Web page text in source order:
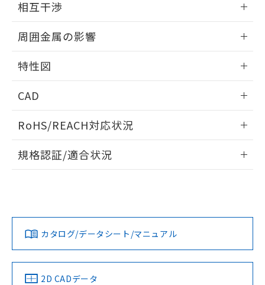
出力段回路図
タイムチャート
相互干渉
相互干渉
A: 150mm以上、B: 90mm以上
周囲金属の影響
周囲金属の影響
特性図
検出物体の大きさと材質による影響
CAD
ドすることができます。
ログイン/会員登録
ダウンロードデータをご利用いただく前に、以下を必ずお読
みください。
ソフトウェアの使用条件
RoHS/REACH対応状況
EU RoHS 注意事項・凡例
対応済み
中国 RoHS 注意事項・凡例
規格認証/適合状況
LR型式承認
（イギリス
船舶規格）
DNV型式承認
（ノルウェー
BV型式承認
（フランス
KR型式
（韓国
カタログ/データシート/マニュアル
2D CADデータ
るもので、過去に遡って非含有を証明する
ものではありません。
物質の対応では、対応完了までの期間は出
荷製品に未対応品が混在することから備考
欄に対応日を記載しておりました。
既に当社にて対応品への在庫切替を完了